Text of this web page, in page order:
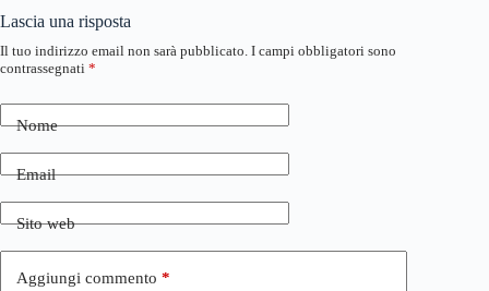
Lascia una risposta
Il tuo indirizzo email non sarà pubblicato. I campi obbligatori sono
contrassegnati *
Nome
Email
Sito web
Aggiungi commento *